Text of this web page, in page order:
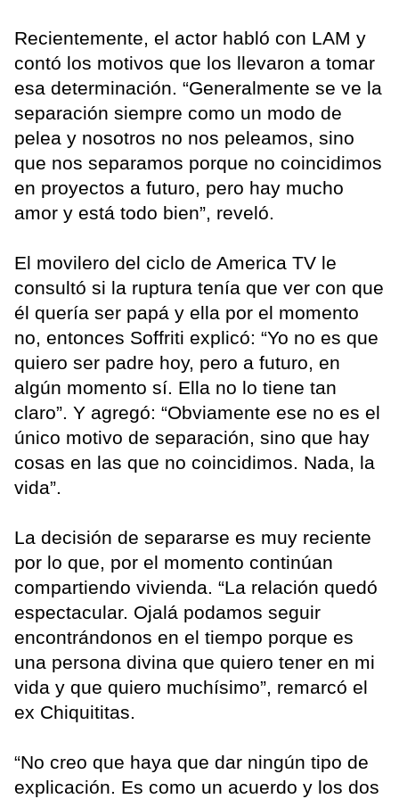
Recientemente, el actor habló con LAM y
contó los motivos que los llevaron a tomar
esa determinación. “Generalmente se ve la
separación siempre como un modo de
pelea y nosotros no nos peleamos, sino
que nos separamos porque no coincidimos
en proyectos a futuro, pero hay mucho
amor y está todo bien”, reveló.
El movilero del ciclo de America TV le
consultó si la ruptura tenía que ver con que
él quería ser papá y ella por el momento
no, entonces Soffriti explicó: “Yo no es que
quiero ser padre hoy, pero a futuro, en
algún momento sí. Ella no lo tiene tan
claro”. Y agregó: “Obviamente ese no es el
único motivo de separación, sino que hay
cosas en las que no coincidimos. Nada, la
vida”.
La decisión de separarse es muy reciente
por lo que, por el momento continúan
compartiendo vivienda. “La relación quedó
espectacular. Ojalá podamos seguir
encontrándonos en el tiempo porque es
una persona divina que quiero tener en mi
vida y que quiero muchísimo”, remarcó el
ex Chiquititas.
“No creo que haya que dar ningún tipo de
explicación. Es como un acuerdo y los dos